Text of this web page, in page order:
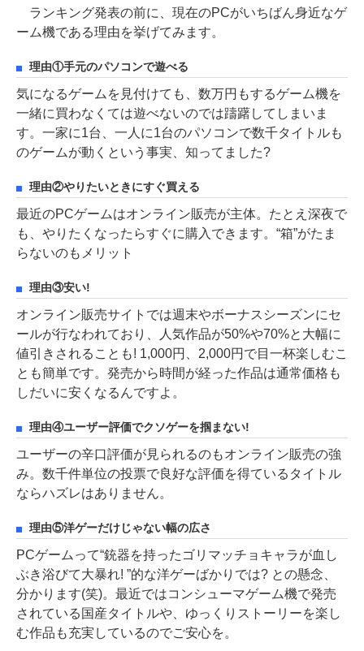
ランキング発表の前に、現在のPCがいちばん身近なゲ
ーム機である理由を挙げてみます。
理由①手元のパソコンで遊べる
気になるゲームを見付けても、数万円もするゲーム機を
一緒に買わなくては遊べないのでは躊躇してしまいま
す。一家に1台、一人に1台のパソコンで数千タイトルも
のゲームが動くという事実、知ってました?
理由②やりたいときにすぐ買える
最近のPCゲームはオンライン販売が主体。たとえ深夜で
も、やりたくなったらすぐに購入できます。“箱”がたま
らないのもメリット
理由③安い!
オンライン販売サイトでは週末やボーナスシーズンにセ
ールが行なわれており、人気作品が50%や70%と大幅に
値引きされることも! 1,000円、2,000円で目一杯楽しむこ
とも簡単です。発売から時間が経った作品は通常価格も
しだいに安くなるんですよ。
理由④ユーザー評価でクソゲーを掴まない!
ユーザーの辛口評価が見られるのもオンライン販売の強
み。数千件単位の投票で良好な評価を得ているタイトル
ならハズレはありません。
理由⑤洋ゲーだけじゃない幅の広さ
PCゲームって“銃器を持ったゴリマッチョキャラが血し
ぶき浴びて大暴れ! ”的な洋ゲーばかりでは? との懸念、
分かります(笑)。最近ではコンシューマゲーム機で発売
されている国産タイトルや、ゆっくりストーリーを楽し
む作品も充実しているのでご安心を。